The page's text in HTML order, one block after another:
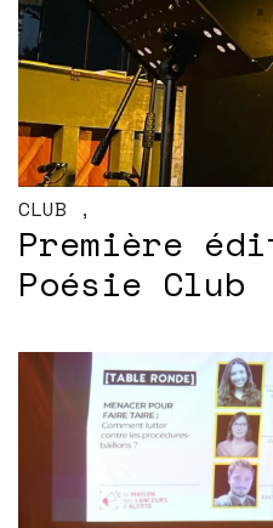
CLUB ,
Première
Poésie Club